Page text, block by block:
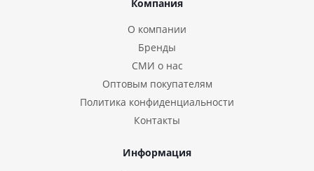
Компания
О компании
Бренды
СМИ о нас
Оптовым покупателям
Политика конфиденциальности
Контакты
Информация